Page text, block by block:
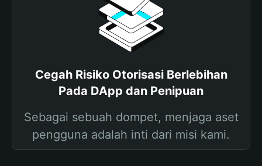
Cegah Risiko Otorisasi Berlebihan
Pada DApp dan Penipuan
Sebagai sebuah dompet, menjaga aset
pengguna adalah inti dari misi kami.